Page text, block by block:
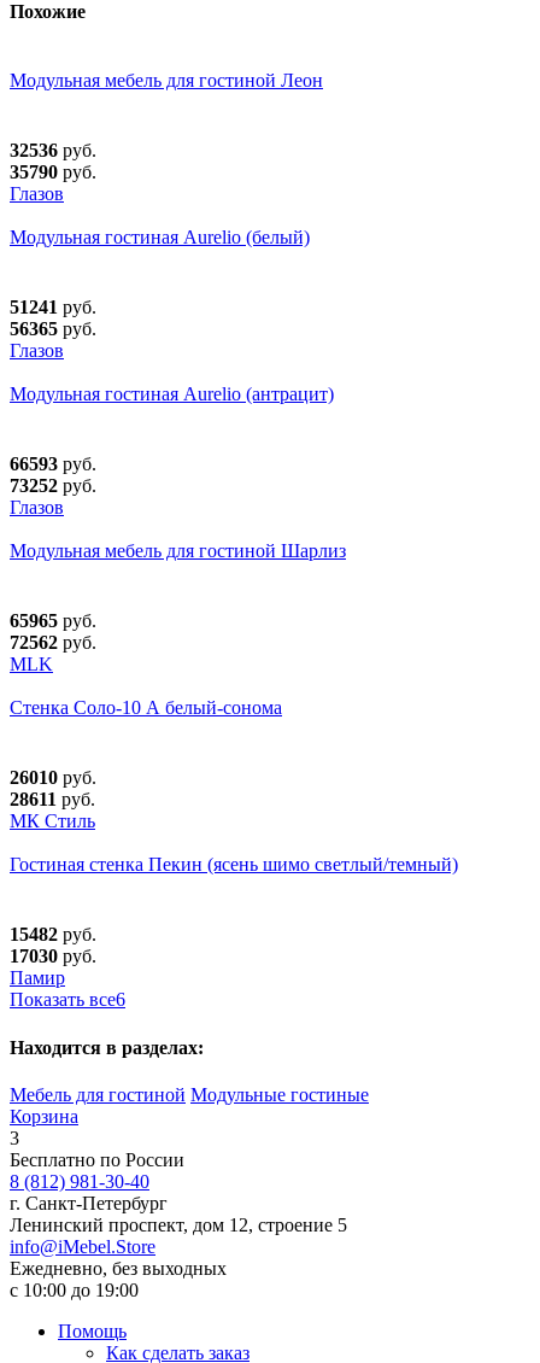
Похожие
Модульная мебель для гостиной Леон
32536 руб.
35790 руб.
Глазов
Модульная гостиная Aurelio (белый)
51241 руб.
56365 руб.
Глазов
Модульная гостиная Aurelio (антрацит)
66593 руб.
73252 руб.
Глазов
Модульная мебель для гостиной Шарлиз
65965 руб.
72562 руб.
MLK
Стенка Соло-10 А белый-сонома
26010 руб.
28611 руб.
МК Стиль
Гостиная стенка Пекин (ясень шимо светлый/темный)
15482 руб.
17030 руб.
Памир
Показать все6
Находится в разделах:
Мебель для гостиной Модульные гостиные
Корзина
3
Бесплатно по России
8 (812) 981-30-40
г. Санкт-Петербург
Ленинский проспект, дом 12, строение 5
info@iMebel.Store
Ежедневно, без выходных
с 10:00 до 19:00
Помощь
Как сделать заказ